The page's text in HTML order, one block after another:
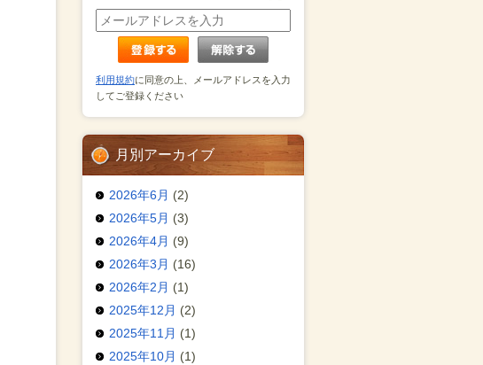
利用規約に同意の上、メールアドレスを入力
してご登録ください
月別アーカイブ
2026年6月 (2)
2026年5月 (3)
2026年4月 (9)
2026年3月 (16)
2026年2月 (1)
2025年12月 (2)
2025年11月 (1)
2025年10月 (1)